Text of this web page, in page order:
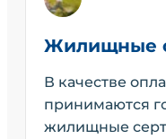
Жилищные
В качестве
принимаются
жилищные